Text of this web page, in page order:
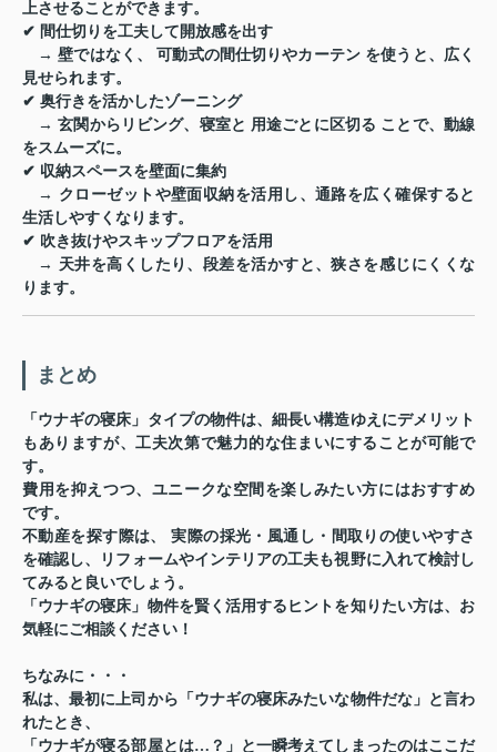
上させることができます。
✔ 間仕切りを工夫して開放感を出す
→ 壁ではなく、可動式の間仕切りやカーテン を使うと、広く
見せられます。
✔ 奥行きを活かしたゾーニング
→ 玄関からリビング、寝室と 用途ごとに区切る ことで、動線
をスムーズに。
✔ 収納スペースを壁面に集約
→ クローゼットや壁面収納を活用し、通路を広く確保すると
生活しやすくなります。
✔ 吹き抜けやスキップフロアを活用
→ 天井を高くしたり、段差を活かすと、狭さを感じにくくな
ります。
まとめ
「ウナギの寝床」タイプの物件は、細長い構造ゆえにデメリット
もありますが、工夫次第で魅力的な住まいにすることが可能で
す。
費用を抑えつつ、ユニークな空間を楽しみたい方にはおすすめ
です。
不動産を探す際は、実際の採光・風通し・間取りの使いやすさ
を確認 し、 リフォームやインテリアの工夫も視野に入れて検討し
てみると良いでしょう。
「ウナギの寝床」物件を賢く活用するヒント を知りたい方は、お
気軽にご相談ください！
ちなみに・・・
私は、最初に上司から「ウナギの寝床みたいな物件だな」と言わ
れたとき、
「ウナギが寝る部屋とは…？」と一瞬考えてしまったのはここだ